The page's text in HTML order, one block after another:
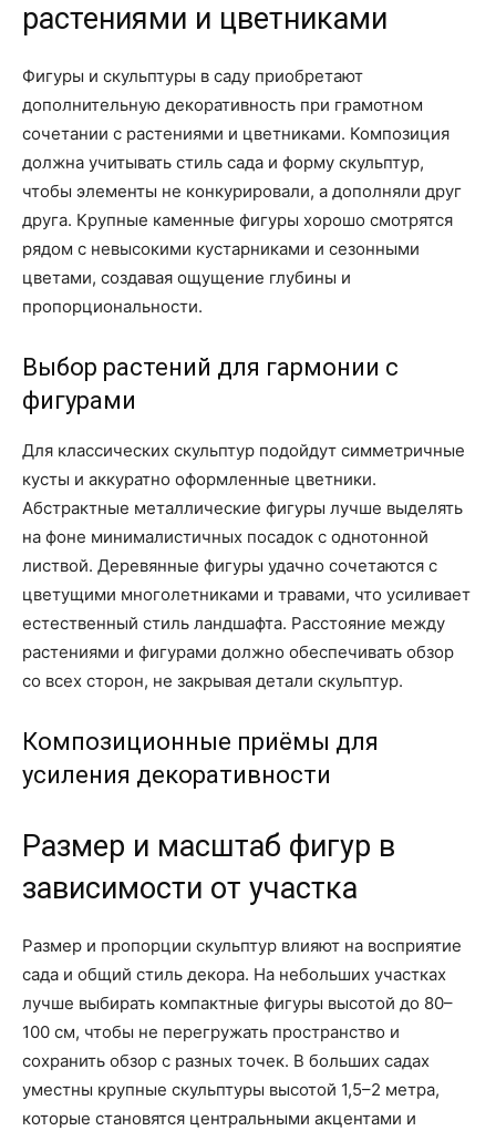
растениями и цветниками
Фигуры и скульптуры в саду приобретают
дополнительную декоративность при грамотном
сочетании с растениями и цветниками. Композиция
должна учитывать стиль сада и форму скульптур,
чтобы элементы не конкурировали, а дополняли друг
друга. Крупные каменные фигуры хорошо смотрятся
рядом с невысокими кустарниками и сезонными
цветами, создавая ощущение глубины и
пропорциональности.
Выбор растений для гармонии с
фигурами
Для классических скульптур подойдут симметричные
кусты и аккуратно оформленные цветники.
Абстрактные металлические фигуры лучше выделять
на фоне минималистичных посадок с однотонной
листвой. Деревянные фигуры удачно сочетаются с
цветущими многолетниками и травами, что усиливает
естественный стиль ландшафта. Расстояние между
растениями и фигурами должно обеспечивать обзор
со всех сторон, не закрывая детали скульптур.
Композиционные приёмы для
усиления декоративности
Размер и масштаб фигур в
зависимости от участка
Размер и пропорции скульптур влияют на восприятие
сада и общий стиль декора. На небольших участках
лучше выбирать компактные фигуры высотой до 80–
100 см, чтобы не перегружать пространство и
сохранить обзор с разных точек. В больших садах
уместны крупные скульптуры высотой 1,5–2 метра,
которые становятся центральными акцентами и